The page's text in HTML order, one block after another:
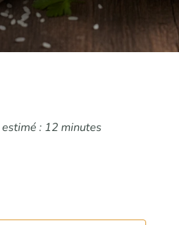
: 12 minutes